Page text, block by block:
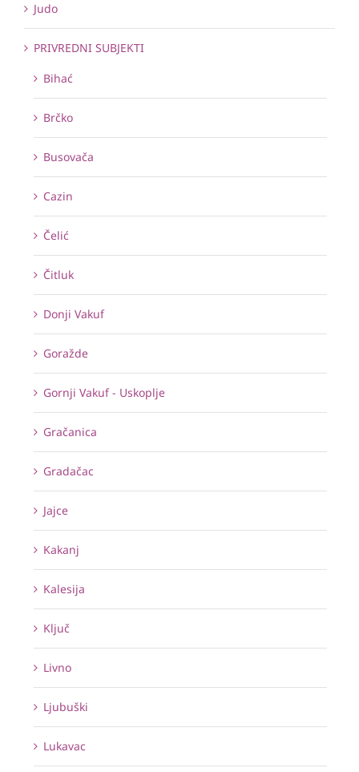
Judo
PRIVREDNI SUBJEKTI
Bihać
Brčko
Busovača
Cazin
Čelić
Čitluk
Donji Vakuf
Goražde
Gornji Vakuf - Uskoplje
Gračanica
Gradačac
Jajce
Kakanj
Kalesija
Ključ
Livno
Ljubuški
Lukavac